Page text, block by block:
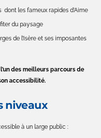
dont les fameux rapides d’Aime
du paysage
de l’Isère et ses imposantes
des meilleurs parcours de
accessibilité.
niveaux
à un large public :